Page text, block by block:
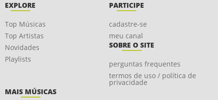
EXPLORE
Top Músicas
Top Artistas
Novidades
Playlists
PARTICIPE
cadastre-se
meu canal
SOBRE O SITE
perguntas frequentes
termos de uso / política de
privacidade
MAIS MÚSICAS